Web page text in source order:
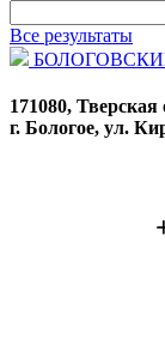
Все результаты
171080, Тверская
г. Бологое, ул.